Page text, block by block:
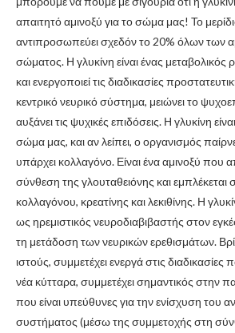
απαιτητό αμινοξύ για το σώμα μας! Το
αντιπροσωπεύει σχεδόν το 20% όλων των
σώματος. Η γλυκίνη είναι ένας μεταβολικός
και ενεργοποιεί τις διαδικασίες
κεντρικό νευρικό σύστημα, μειώνει το
αυξάνει τις ψυχικές επιδόσεις. Η γλυκίνη
σώμα μας, και αν λείπει, ο οργανισμός
υπάρχει κολλαγόνο. Είναι ένα αμινοξύ που
σύνθεση της γλουταθειόνης και εμπλέκεται
κολλαγόνου, κρεατίνης και λεκιθίνης. Η
ως ηρεμιστικός νευροδιαβιβαστής στον
τη μετάδοση των νευρικών ερεθισμάτων.
ιστούς, συμμετέχει ενεργά στις
νέα κύτταρα, συμμετέχει σημαντικός στην
που είναι υπεύθυνες για την ενίσχυση του
συστήματος (μέσω της συμμετοχής στη